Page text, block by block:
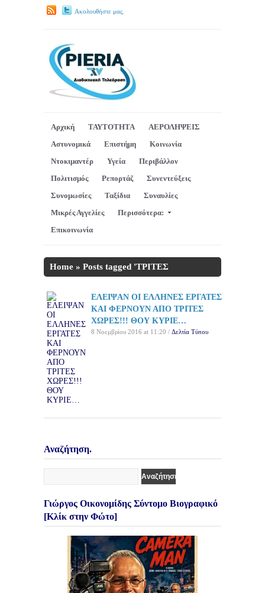
Ακολουθήστε μας.
Αρχική ΤΑΥΤΟΤΗΤΑ
ΑΕΡΟΛΗΨΕΙΣ
Αστυνομικά
Επιστήμη
Κοινωνία
Ντοκιμαντέρ
Υγεία
Περιβάλλον
Πολιτισμός
Ρεπορτάζ
Συνεντεύξεις
Συνομωσίες
Ταξίδια
Συναυλίες
Μικρές Αγγελίες
Περισσότερα:
Επικοινωνία
Home » Posts tagged 'ΤΡΙΤΕΣ
ΕΛΕΙΨΑΝ ΟΙ ΕΛΛΗΝΕΣ ΕΡΓΑΤΕΣ
ΚΑΙ ΦΕΡΝΟΥΝ ΑΠΟ ΤΡΙΤΕΣ
ΧΩΡΕΣ!!! ΘΟΥ ΚΥΡΙΕ…
8 Νοεμβρίου 2016 at 11:20 / Δελτία Τύπου
Αναζήτηση.
Γιώργος Οικονομίδης Σύντομο Βιογραφικό
[Κλίκ στην Φώτο]